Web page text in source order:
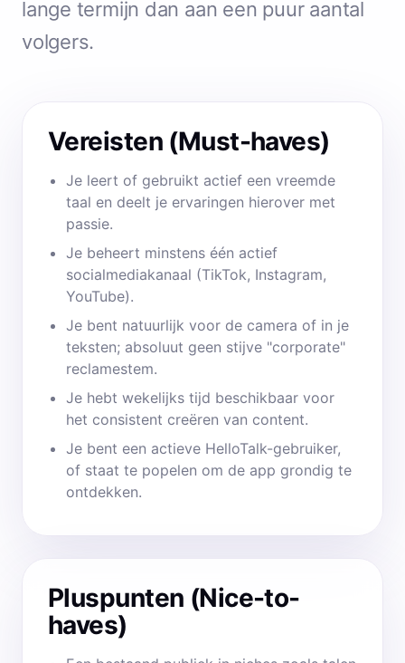
lange termijn dan aan een puur aantal
volgers.
Vereisten (Must-haves)
Je leert of gebruikt actief een vreemde
taal en deelt je ervaringen hierover met
passie.
Je beheert minstens één actief
socialmediakanaal (TikTok, Instagram,
YouTube).
Je bent natuurlijk voor de camera of in je
teksten; absoluut geen stijve "corporate"
reclamestem.
Je hebt wekelijks tijd beschikbaar voor
het consistent creëren van content.
Je bent een actieve HelloTalk-gebruiker,
of staat te popelen om de app grondig te
ontdekken.
Pluspunten (Nice-to-
haves)